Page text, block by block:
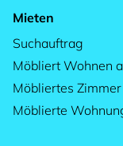
Mieten
Suchauftrag
Möbliert Wohnen
Möbliertes Zimmer
Möblierte